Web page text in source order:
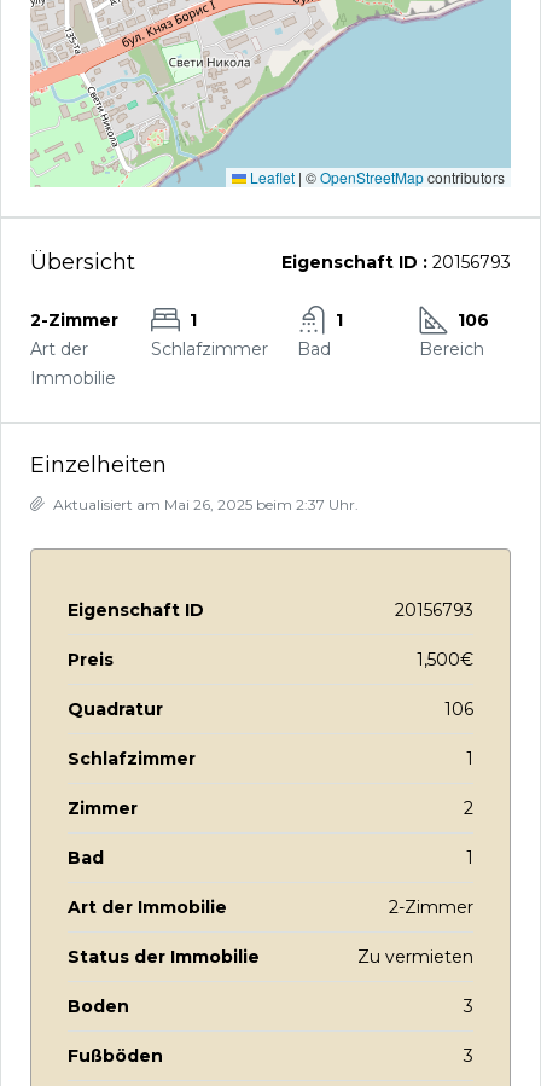
Leaflet | ©OpenStreetMapcontributors
Übersicht Eigenschaft ID : 20156793
2-Zimmer
Art der
Immobilie
1
Schlafzimmer
1
Bad
106
Bereich
Einzelheiten
Aktualisiert am Mai 26, 2025 beim 2:37 Uhr.
Eigenschaft ID 20156793
Preis 1,500€
Quadratur 106
Schlafzimmer 1
Zimmer 2
Bad 1
Art der Immobilie 2-Zimmer
Status der Immobilie Zu vermieten
Boden 3
Fußböden 3